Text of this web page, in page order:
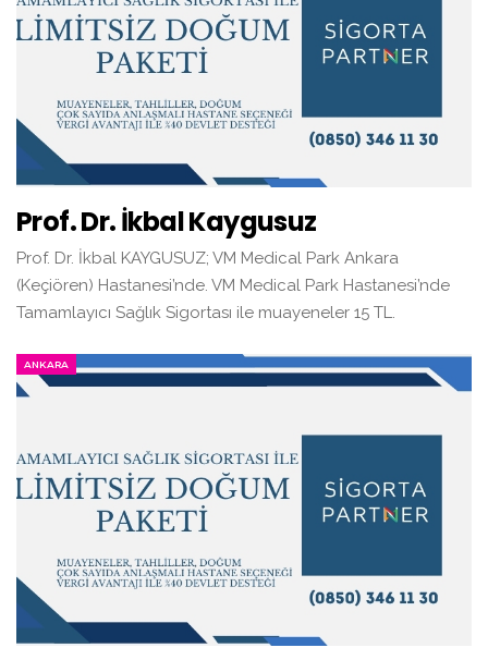
Prof. Dr. İkbal Kaygusuz
Prof. Dr. İkbal KAYGUSUZ; VM Medical Park Ankara
(Keçiören) Hastanesi’nde. VM Medical Park Hastanesi’nde
Tamamlayıcı Sağlık Sigortası ile muayeneler 15 TL.
ANKARA